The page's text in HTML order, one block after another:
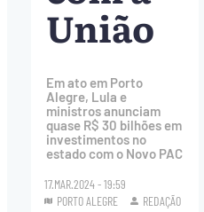
União
Em ato em Porto
Alegre, Lula e
ministros anunciam
quase R$ 30 bilhões em
investimentos no
estado com o Novo PAC
17.MAR.2024 - 19:59
PORTO ALEGRE
REDAÇÃO